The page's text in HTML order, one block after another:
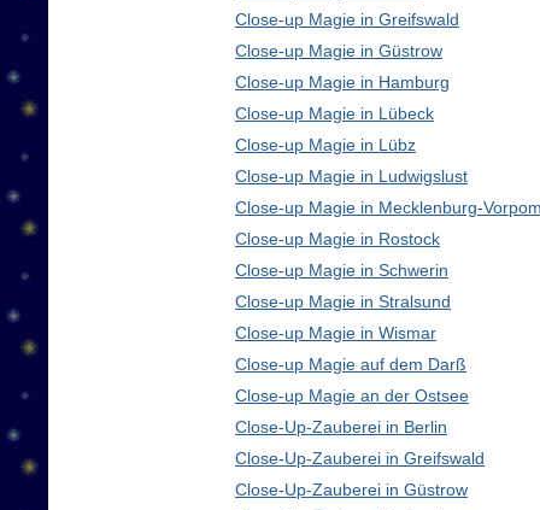
Close-up Magie in Greifswald
Close-up Magie in Güstrow
Close-up Magie in Hamburg
Close-up Magie in Lübeck
Close-up Magie in Lübz
Close-up Magie in Ludwigslust
Close-up Magie in Mecklenburg-
Close-up Magie in Rostock
Close-up Magie in Schwerin
Close-up Magie in Stralsund
Close-up Magie in Wismar
Close-up Magie auf dem Darß
Close-up Magie an der Ostsee
Close-Up-Zauberei in Berlin
Close-Up-Zauberei in Greifswald
Close-Up-Zauberei in Güstrow